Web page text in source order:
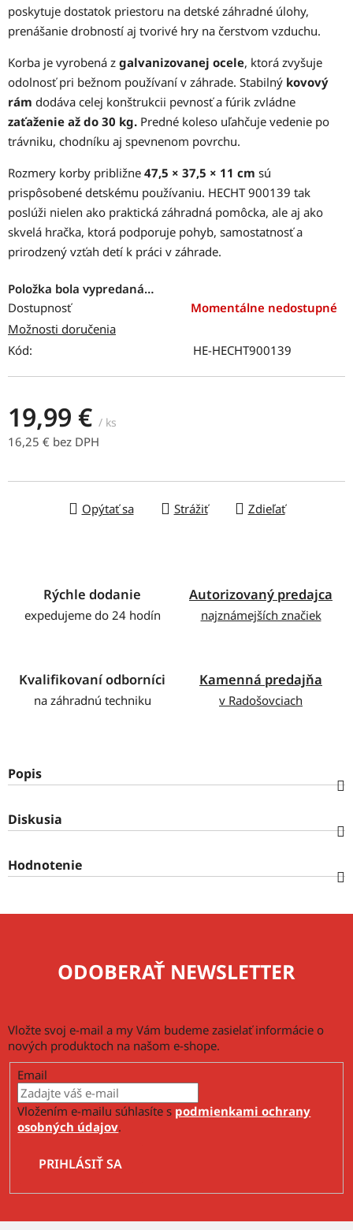
poskytuje dostatok priestoru na detské záhradné úlohy,
prenášanie drobností aj tvorivé hry na čerstvom vzduchu.
Korba je vyrobená z galvanizovanej ocele, ktorá zvyšuje
odolnosť pri bežnom používaní v záhrade. Stabilný kovový
rám dodáva celej konštrukcii pevnosť a fúrik zvládne
zaťaženie až do 30 kg. Predné koleso uľahčuje vedenie po
trávniku, chodníku aj spevnenom povrchu.
Rozmery korby približne 47,5 × 37,5 × 11 cm sú
prispôsobené detskému používaniu. HECHT 900139 tak
poslúži nielen ako praktická záhradná pomôcka, ale aj ako
skvelá hračka, ktorá podporuje pohyb, samostatnosť a
prirodzený vzťah detí k práci v záhrade.
Položka bola vypredaná…
Dostupnosť
Momentálne nedostupné
Možnosti doručenia
Kód:
HE-HECHT900139
19,99 € / ks
16,25 € bez DPH
Opýtať sa Strážiť Zdieľať
Rýchle dodanie
expedujeme do 24 hodín
Autorizovaný predajca
najznámejších značiek
Kvalifikovaní odborníci
na záhradnú techniku
Kamenná predajňa
v Radošovciach
Popis
Diskusia
Hodnotenie
ODOBERAŤ NEWSLETTER
Vložte svoj e-mail a my Vám budeme zasielať informácie o
nových produktoch na našom e-shope.
Email
Vložením e-mailu súhlasíte s podmienkami ochrany
osobných údajov.
PRIHLÁSIŤ SA